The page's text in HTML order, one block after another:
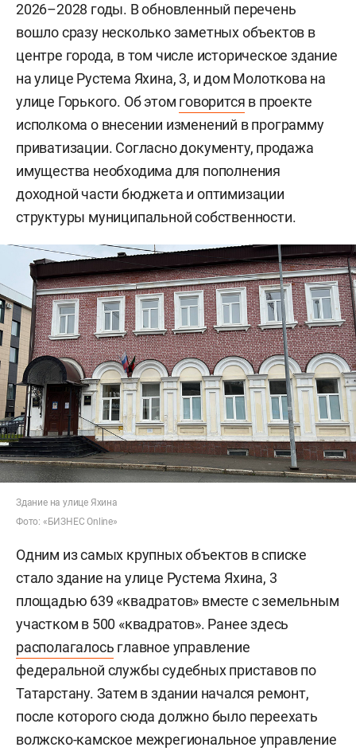
2026–2028 годы. В обновленный перечень
вошло сразу несколько заметных объектов в
центре города, в том числе историческое здание
на улице Рустема Яхина, 3, и дом Молоткова на
улице Горького. Об этом говорится в проекте
исполкома о внесении изменений в программу
приватизации. Согласно документу, продажа
имущества необходима для пополнения
доходной части бюджета и оптимизации
структуры муниципальной собственности.
Здание на улице Яхина
Фото: «БИЗНЕС Online»
Одним из самых крупных объектов в списке
стало здание на улице Рустема Яхина, 3
площадью 639 «квадратов» вместе с земельным
участком в 500 «квадратов». Ранее здесь
располагалось главное управление
федеральной службы судебных приставов по
Татарстану. Затем в здании начался ремонт,
после которого сюда должно было переехать
волжско-камское межрегиональное управление